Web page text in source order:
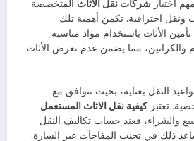
اختيار شركات نقل الاثاث المتخصصة
احترافية. تكمن أهمية تلك
الأثاث باستخدام مواد مناسبة
والكراتين، مما يضمن عدم تعرض الأثاث
النقل بعناية، بحيث تتوافق مع
تعتبركيفية نقل الاثاث المستعمل
والشراء، فعند حساب تكاليف النقل
ذلك في تجنب المفاجآت غير السارة.